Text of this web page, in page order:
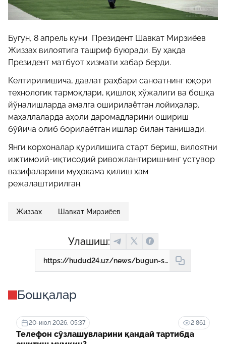
Бугун, 8 апрель куни Президент Шавкат Мирзиёев
Жиззах вилоятига ташриф буюради. Бу ҳақда
Президент матбуот хизмати хабар берди.
Келтирилишича, давлат раҳбари саноатнинг юқори
технологик тармоқлари, қишлоқ хўжалиги ва бошқа
йўналишларда амалга оширилаётган лойиҳалар,
маҳаллаларда аҳоли даромадларини ошириш
бўйича олиб борилаётган ишлар билан танишади.
Янги корхоналар қурилишига старт бериш, вилоятни
ижтимоий-иқтисодий ривожлантиришнинг устувор
вазифаларини муҳокама қилиш ҳам
режалаштирилган.
Жиззах Шавкат Мирзиёев
Улашиш:
https://hudud24.uz/news/bugun-shavkat-mirziioev-zhizzakhga-boradi
Бошқалар
20-июл 2026, 05:37 2 861
Телефон сўзлашувларини қандай тартибда